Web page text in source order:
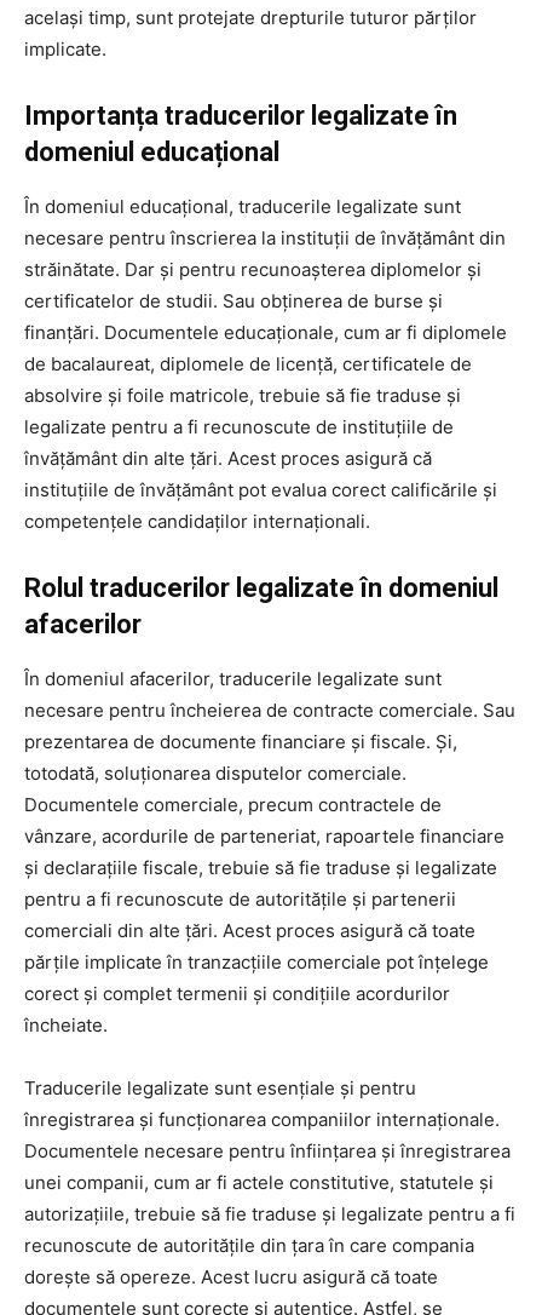
același timp, sunt protejate drepturile tuturor părților
implicate.
Importanța traducerilor legalizate în
domeniul educațional
În domeniul educațional, traducerile legalizate sunt
necesare pentru înscrierea la instituții de învățământ din
străinătate. Dar și pentru recunoașterea diplomelor și
certificatelor de studii. Sau obținerea de burse și
finanțări. Documentele educaționale, cum ar fi diplomele
de bacalaureat, diplomele de licență, certificatele de
absolvire și foile matricole, trebuie să fie traduse și
legalizate pentru a fi recunoscute de instituțiile de
învățământ din alte țări. Acest proces asigură că
instituțiile de învățământ pot evalua corect calificările și
competențele candidaților internaționali.
Rolul traducerilor legalizate în domeniul
afacerilor
În domeniul afacerilor, traducerile legalizate sunt
necesare pentru încheierea de contracte comerciale. Sau
prezentarea de documente financiare și fiscale. Și,
totodată, soluționarea disputelor comerciale.
Documentele comerciale, precum contractele de
vânzare, acordurile de parteneriat, rapoartele financiare
și declarațiile fiscale, trebuie să fie traduse și legalizate
pentru a fi recunoscute de autoritățile și partenerii
comerciali din alte țări. Acest proces asigură că toate
părțile implicate în tranzacțiile comerciale pot înțelege
corect și complet termenii și condițiile acordurilor
încheiate.
Traducerile legalizate sunt esențiale și pentru
înregistrarea și funcționarea companiilor internaționale.
Documentele necesare pentru înființarea și înregistrarea
unei companii, cum ar fi actele constitutive, statutele și
autorizațiile, trebuie să fie traduse și legalizate pentru a fi
recunoscute de autoritățile din țara în care compania
dorește să opereze. Acest lucru asigură că toate
documentele sunt corecte și autentice. Astfel, se